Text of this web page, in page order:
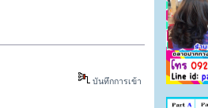
บันทึกการเข้า